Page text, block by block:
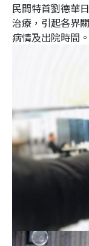
民間特首劉德華
治療，引起各界
病情及出院時間。